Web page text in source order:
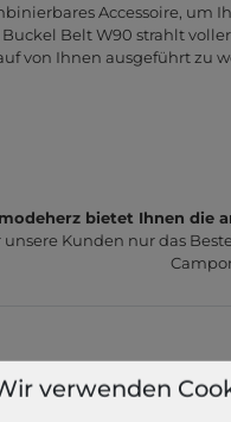
Accessoire, um
Belt W90 strahlt voller
von Ihnen ausgeführt zu
modeherz bietet Ihnen die
unsere Kunden nur das
verwenden